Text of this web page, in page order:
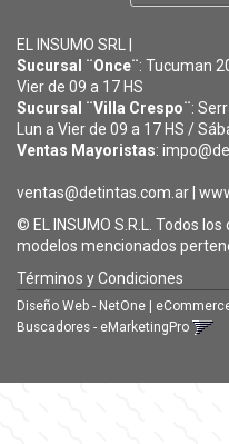
EL INSUMO SRL |
Sucursal ¨Once¨: Tucuman
Vier de 09 a 17 HS
Sucursal ¨Villa Crespo¨:
Lun a Vier de 09 a 17 HS /
Ventas Mayoristas:
ventas@detintas.com.ar
© EL INSUMO S.R.L. Todos
modelos mencionados
Términos y Condiciones
Diseño Web - NetOne |
Buscadores - eMarketingPro